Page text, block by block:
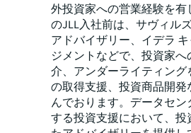
外投資家への営業経験を有
のJLL入社前は、サヴィル
アドバイザリー、イデラ
ジメントなどで、投資家
介、アンダーライティン
の取得支援、投資商品開
んでおります。データセ
する投資支援において、投